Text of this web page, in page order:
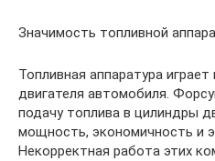
Значимость топливной
Топливная аппаратура
двигателя автомобиля.
подачу топлива в цилиндры
мощность, экономичность и
Некорректная работа этих